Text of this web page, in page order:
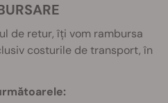
de retur, îți vom rambursa
costurile de transport, în